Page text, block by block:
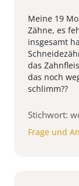
Meine 19
Zähne, es
insgesamt
das
das noch
schlimm??
Stichwort:
Frage und